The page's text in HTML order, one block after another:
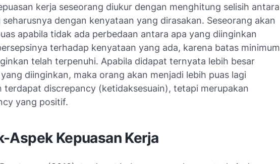
kerja seseorang diukur dengan menghitung selisih antara
seharusnya dengan kenyataan yang dirasakan. Seseorang akan
apabila tidak ada perbedaan antara apa yang diinginkan
terhadap kenyataan yang ada, karena batas minimum
telah terpenuhi. Apabila didapat ternyata lebih besar
diinginkan, maka orang akan menjadi lebih puas lagi
terdapat discrepancy (ketidaksesuain), tetapi merupakan
yang positif.
Aspek Kepuasan Kerja